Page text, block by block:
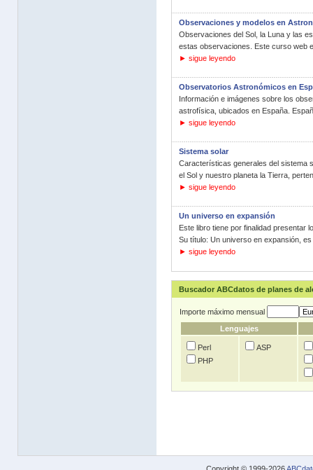
Observaciones y modelos en
Observaciones del Sol, la Luna y las
estas observaciones. Este curso web
► sigue leyendo
Observatorios Astronómicos en
Información e imágenes sobre los
astrofísica, ubicados en España.
► sigue leyendo
Sistema solar
Características generales del sistema
el Sol y nuestro planeta la Tierra,
► sigue leyendo
Un universo en expansión
Este libro tiene por finalidad presentar
Su título: Un universo en expansión,
► sigue leyendo
Buscador ABCdatos de planes de
Importe máximo mensual
Lenguajes
Perl
PHP
ASP